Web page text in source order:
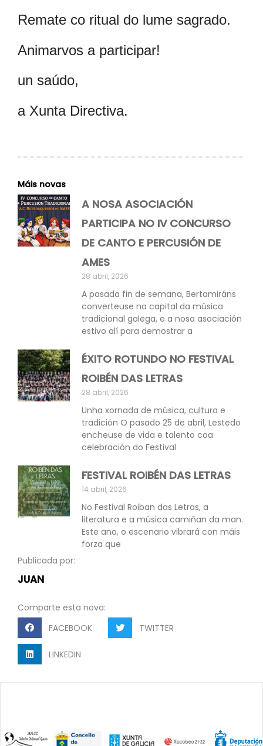
Publicada por:
JUAN
Comparte esta nova:
FACEBOOK
TWITTER
LINKEDIN
Remate co ritual do lume sagrado.
Animarvos a participar!
un saúdo,
a Xunta Directiva.
Máis novas
A NOSA ASOCIACIÓN
PARTICIPA NO IV CONCURSO
DE CANTO E PERCUSIÓN DE
AMES
28 abril, 2026
A pasada fin de semana, Bertamiráns
converteuse na capital da música
tradicional galega, e a nosa asociación
estivo alí para demostrar a
ÉXITO ROTUNDO NO FESTIVAL
ROIBÉN DAS LETRAS
28 abril, 2026
Unha xornada de música, cultura e
tradición O pasado 25 de abril, Lestedo
encheuse de vida e talento coa
celebración do Festival
FESTIVAL ROIBÉN DAS LETRAS
14 abril, 2026
No Festival Roiban das Letras, a
literatura e a música camiñan da man.
Este ano, o escenario vibrará con máis
forza que